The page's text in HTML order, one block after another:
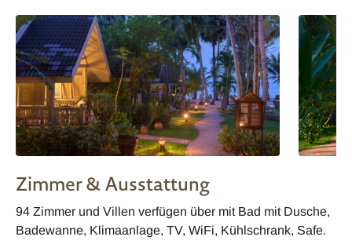
Zimmer & Ausstattung
94 Zimmer und Villen verfügen über mit Bad mit Dusche,
Badewanne, Klimaanlage, TV, WiFi, Kühlschrank, Safe.